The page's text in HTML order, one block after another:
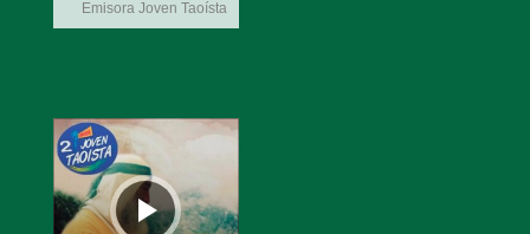
Emisora Joven Taoísta
Audio
Player